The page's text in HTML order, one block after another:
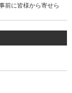
前に皆様から寄せら